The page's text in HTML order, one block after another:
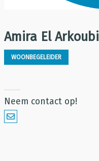
Amira El Arkoubi
WOONBEGELEIDER
Neem contact op!